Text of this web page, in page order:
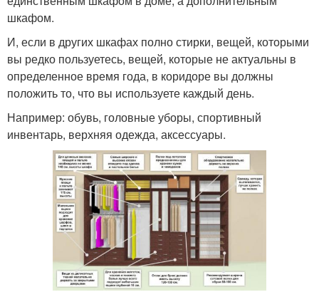
шкафом.
И, если в других шкафах полно стирки, вещей, которыми
вы редко пользуетесь, вещей, которые не актуальны в
определенное время года, в коридоре вы должны
положить то, что вы используете каждый день.
Например: обувь, головные уборы, спортивный
инвентарь, верхняя одежда, аксессуары.